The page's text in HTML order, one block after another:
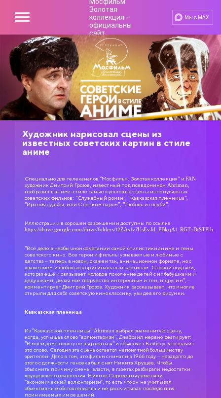
Мы в MAX
Художник нарисовал сцены из
известных советских картин в стиле
аниме
Специально для телеканалов "Мосфильм. Золотая коллекция" и FAN
художник Дмитрий Грозов, известный под псевдонимом Ahriman,
изобразил в аниме-стиле самые культовые сцены из популярных
советских фильмов: "Служебный роман", "Кавказская пленница",
"Ирония судьбы, или С лёгким паром", "Любовь и голуби".
Иллюстрации в хорошем разрешении доступны по ссылке
https://drive.google.com/drive/folders/12ZAs1v7UsEvJd_PBkqA1_RGTrDtSTPlb.
"Всё дело в необычном сочетании самой стилистики аниме и темы
советского кино. Все герои и фильмы узнаваемые и любимые с
детства – теперь в новом, скажем так, анимационном формате, но с
уважением и любовью к оригинальным картинам. С новой подачей,
которая ещё и связывает молодое поколение детей с их бабушками и
дедушками, делая моё творчество интересным и тем, и другим", –
комментирует Дмитрий Грозов. Художник рассказывает, что многие
открыли для себя советскую киноклассику, увидев его рисунки.
Кавказская пленница
Из "Кавказской пленницы" Ahriman выбрал знаменитую сцену,
когда, услышав слово "волюнтаризм", Джабраил нервно реагирует:
"В моем доме прошу не выражаться" и объясняет Балбесу, что значит
это слово. Сегодня эта сцена остается непонятной большинству
зрителей. Дело в том, что фильм снимали в 1966 году – незадолго до
этого с должности генсека был снят Никита Хрущёв. Чтобы
объяснить причину смены власти, в газетах разбирали недостатки
хрущёвского правления. Никите Сергеевичу вменяли
"экономический волюнтаризм", то есть что он не учитывал
объективные обстоятельства и не рассчитывал последствия
принимаемых им решений.